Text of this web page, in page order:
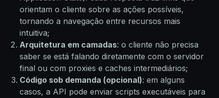
orientam o cliente sobre as ações possíveis,
tornando a navegação entre recursos mais
intuitiva;
Arquitetura em camadas: o cliente não precisa
saber se está falando diretamente com o servidor
final ou com proxies e caches intermediários;
Código sob demanda (opcional): em alguns
casos, a API pode enviar scripts executáveis para